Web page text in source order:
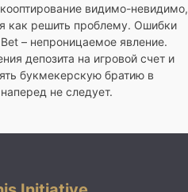
видимо-невидимо,
как решить проблему. Ошибки
– непроницаемое явление.
депозита на игровой счет и
букмекерскую братию в
не следует.